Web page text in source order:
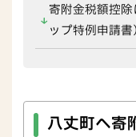
寄附金税額控
ップ特例申請
八丈町へ寄